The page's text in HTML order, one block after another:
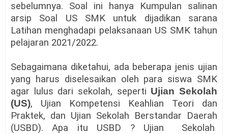
sebelumnya. Soal ini hanya Kumpulan salinan
arsip Soal US SMK untuk dijadikan sarana
Latihan menghadapi pelaksanaan US SMK tahun
pelajaran 2021/2022.
Sebagaimana diketahui, ada beberapa jenis ujian
yang harus diselesaikan oleh para siswa SMK
agar lulus dari sekolah, seperti Ujian Sekolah
(US), Ujian Kompetensi Keahlian Teori dan
Praktek, dan Ujian Sekolah Berstandar Daerah
(USBD). Apa itu USBD ? Ujian Sekolah